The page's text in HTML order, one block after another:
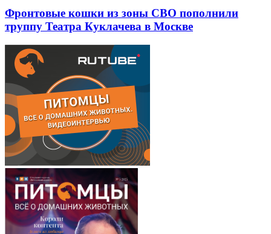
Фронтовые кошки из зоны СВО пополнили
труппу Театра Куклачева в Москве